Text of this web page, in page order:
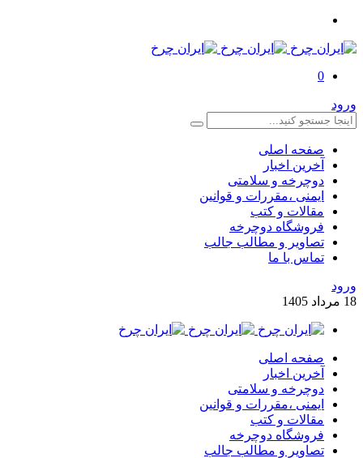
0
ورود
صفحه اصلی
آخرین اخبار
دوچرخه و سلامتی
ایمنی ،مقررات و قوانین
مقالات و کتب
فروشگاه دوچرخه
تصاویر و مطالب جالب
تماس با ما
ورود
18 مرداد 1405
صفحه اصلی
آخرین اخبار
دوچرخه و سلامتی
ایمنی ،مقررات و قوانین
مقالات و کتب
فروشگاه دوچرخه
تصاویر و مطالب جالب